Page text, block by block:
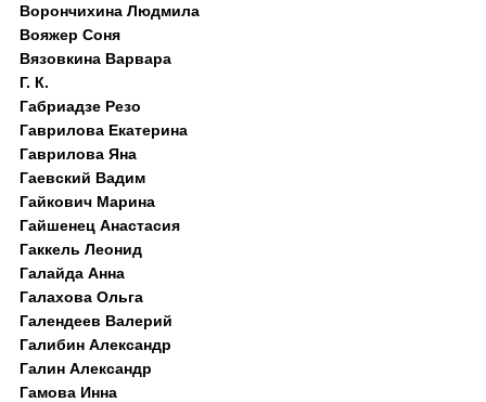
Ворончихина Людмила
Вояжер Соня
Вязовкина Варвара
Г. К.
Габриадзе Резо
Гаврилова Екатерина
Гаврилова Яна
Гаевский Вадим
Гайкович Марина
Гайшенец Анастасия
Гаккель Леонид
Галайда Анна
Галахова Ольга
Галендеев Валерий
Галибин Александр
Галин Александр
Гамова Инна